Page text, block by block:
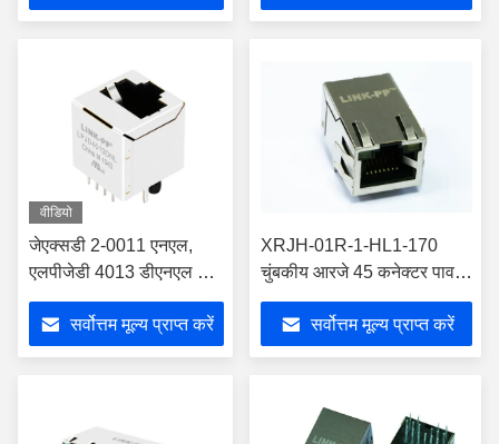
वीडियो
जेएक्सडी 2-0011 एनएल,
एलपीजेडी 4013 डीएनएल टॉप
एंट्री मैग्नेटिक आरजे 45
कनेक्टर शील्ड 8 पिन
सर्वोत्तम मूल्य प्राप्त करें
XRJH-01R-1-HL1-170
चुंबकीय आरजे 45 कनेक्टर पावर
ओवर ईथरनेट
LPJK0077AGNL
सर्वोत्तम मूल्य प्राप्त करें